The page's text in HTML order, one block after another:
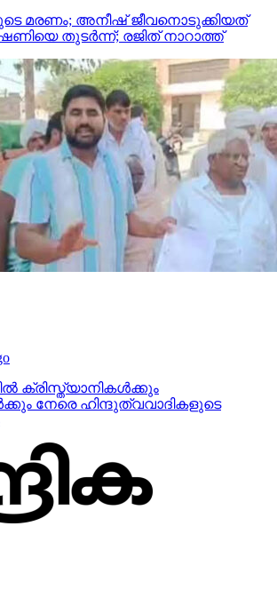
മരണം; അനീഷ് ജീവനൊടുക്കിയത്
തുടര്‍ന്ന്; രജിത് നാറാത്ത്
ക്രിസ്ത്യാനികള്‍ക്കും
നേരെ ഹിന്ദുത്വവാദികളുടെ